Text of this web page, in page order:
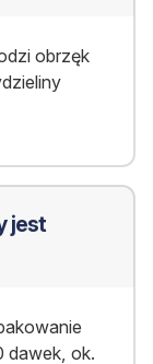
obrzęk
jest
dawek, ok.